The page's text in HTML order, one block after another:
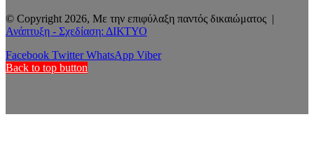
© Copyright 2026, Με την επιφύλαξη παντός δικαιώματος |
Ανάπτυξη - Σχεδίαση: ΔΙΚΤΥΟ
Facebook Twitter WhatsApp Viber
Back to top button